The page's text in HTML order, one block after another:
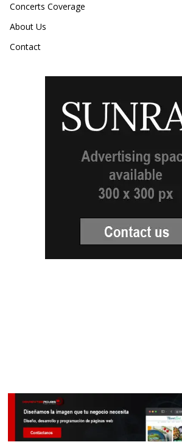
Concerts Coverage
About Us
Contact